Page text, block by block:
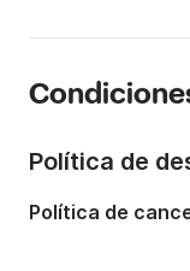
Capacidad a
Política de
Política de